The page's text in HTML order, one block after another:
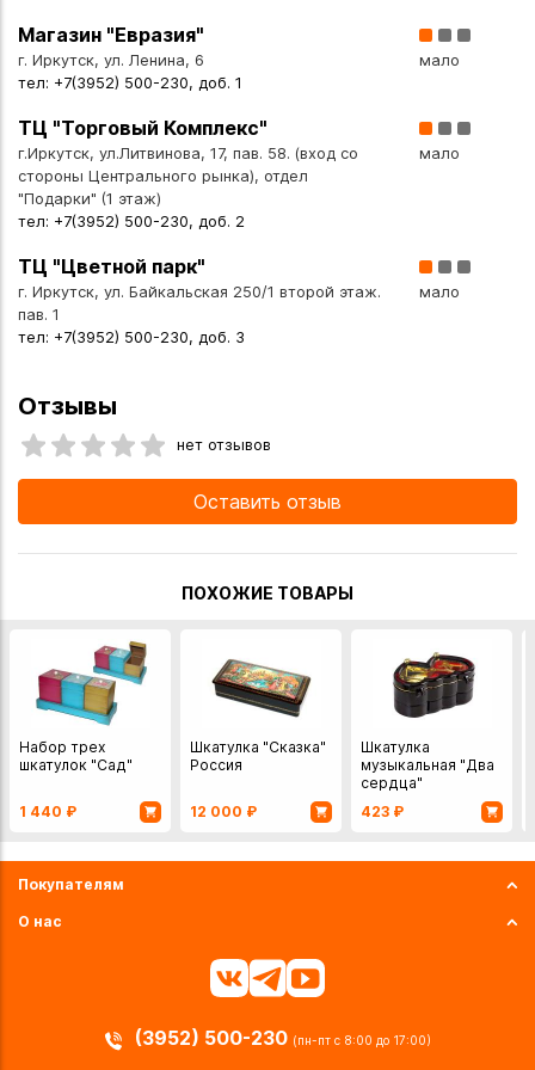
Магазин "Евразия"
г. Иркутск, ул. Ленина, 6
тел: +7(3952) 500-230, доб. 1
мало
ТЦ "Торговый Комплекс"
г.Иркутск, ул.Литвинова, 17, пав. 58. (вход со
стороны Центрального рынка), отдел
"Подарки" (1 этаж)
тел: +7(3952) 500-230, доб. 2
мало
ТЦ "Цветной парк"
г. Иркутск, ул. Байкальская 250/1 второй этаж.
пав. 1
тел: +7(3952) 500-230, доб. 3
мало
Отзывы
нет отзывов
Оставить отзыв
ПОХОЖИЕ ТОВАРЫ
Набор трех
шкатулок "Сад"
1 440 ₽
Шкатулка "Сказка"
Россия
12 000 ₽
Шкатулка
музыкальная "Два
сердца"
423 ₽
Покупателям
О нас
(3952) 500-230 (пн-пт с 8:00 до 17:00)